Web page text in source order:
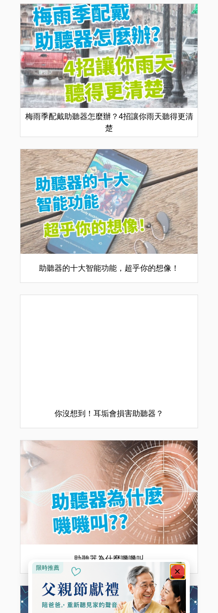
梅雨季配戴助聽器怎麼辦？4招讓你雨天聽得更清
楚
助聽器的十大智能功能，超乎你的想像！
你沒想到！耳垢會損害助聽器？
助聽器為什麼嘰嘰叫